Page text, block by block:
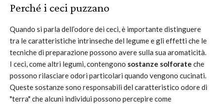
Perché i ceci puzzano
Quando si parla dell’odore dei ceci, è importante distinguere
tra le caratteristiche intrinseche del legume e gli effetti che le
tecniche di preparazione possono avere sulla sua aromaticità.
I ceci, come altri legumi, contengono sostanze solforate che
possono rilasciare odori particolari quando vengono cucinati.
Queste sostanze sono responsabili del caratteristico odore di
"terra" che alcuni individui possono percepire come